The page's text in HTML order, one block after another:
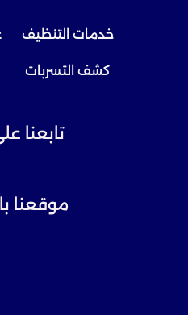
خدمات التنظيف
كشف التسربات
تابعنا
موقعنا